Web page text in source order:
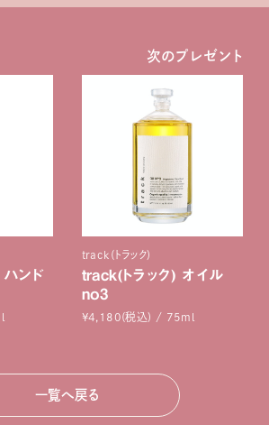
ハンド
次のプレゼント
track(トラック)
track(トラック) オイル
no3
¥4,180(税込) / 75ml
一覧へ戻る